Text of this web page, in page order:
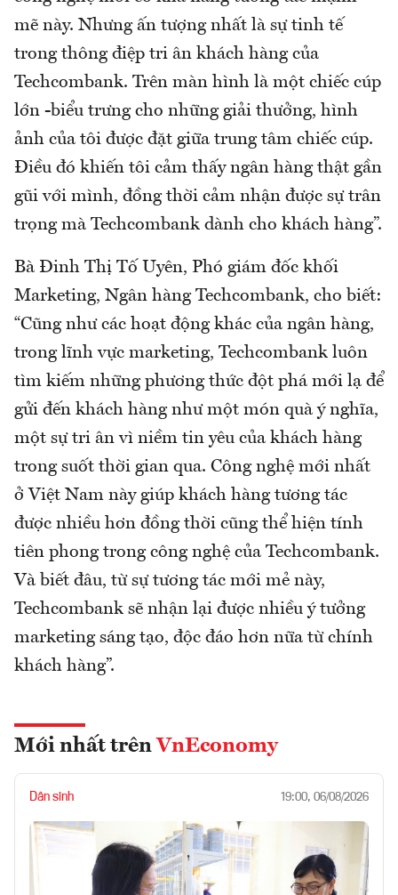
mẽ này. Nhưng ấn tượng nhất là sự tinh tế
trong thông điệp tri ân khách hàng của
Techcombank. Trên màn hình là một chiếc cúp
lớn -biểu trưng cho những giải thưởng, hình
ảnh của tôi được đặt giữa trung tâm chiếc cúp.
Điều đó khiến tôi cảm thấy ngân hàng thật gần
gũi với mình, đồng thời cảm nhận được sự trân
trọng mà Techcombank dành cho khách hàng”.
Bà Đinh Thị Tố Uyên, Phó giám đốc khối
Marketing, Ngân hàng Techcombank, cho biết:
“Cũng như các hoạt động khác của ngân hàng,
trong lĩnh vực marketing, Techcombank luôn
tìm kiếm những phương thức đột phá mới lạ để
gửi đến khách hàng như một món quà ý nghĩa,
một sự tri ân vì niềm tin yêu của khách hàng
trong suốt thời gian qua. Công nghệ mới nhất
ở Việt Nam này giúp khách hàng tương tác
được nhiều hơn đồng thời cũng thể hiện tính
tiên phong trong công nghệ của Techcombank.
Và biết đâu, từ sự tương tác mới mẻ này,
Techcombank sẽ nhận lại được nhiều ý tưởng
marketing sáng tạo, độc đáo hơn nữa từ chính
khách hàng”.
Mới nhất trên VnEconomy
Dân sinh 19:00, 06/08/2026